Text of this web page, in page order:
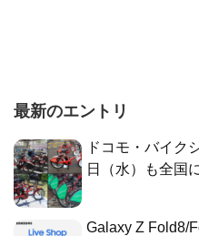
最新のエントリ
ドコモ・バイク
日（水）も全国
Galaxy Z Fold8/